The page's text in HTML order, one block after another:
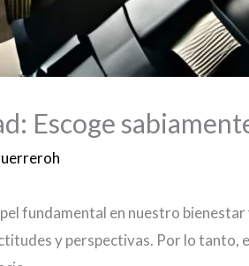
Escoge
fundamental en nuestro
y perspectivas. Por lo tanto,